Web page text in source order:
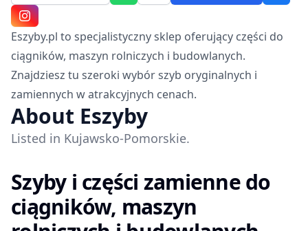
Instagram
Eszyby.pl to specjalistyczny sklep oferujący części do
ciągników, maszyn rolniczych i budowlanych.
Znajdziesz tu szeroki wybór szyb oryginalnych i
zamiennych w atrakcyjnych cenach.
About Eszyby
Listed in Kujawsko-Pomorskie.
Szyby i części zamienne do
ciągników, maszyn